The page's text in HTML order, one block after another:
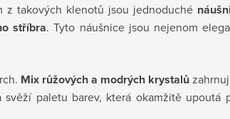
z takových klenotů jsou jednoduché
stříbra. Tyto náušnice jsou nejenom
Mix růžových a modrých krystalů
paletu barev, která okamžitě upoutá